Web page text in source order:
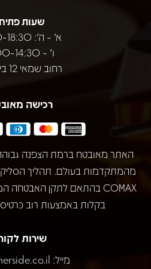
שעות
א' - ה': 10:00-18:30
ו' - 10:00-14:30
רחוב שמאי 12 בירושלים
רכישה
מהמתקדמות בעולם. תהליך
בקלות באמצעות רוב
שירות
מייל: